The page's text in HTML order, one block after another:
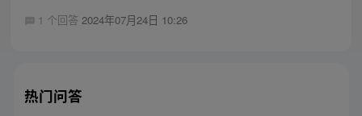
1 个回答 2024年07月24日 10:26
热门问答